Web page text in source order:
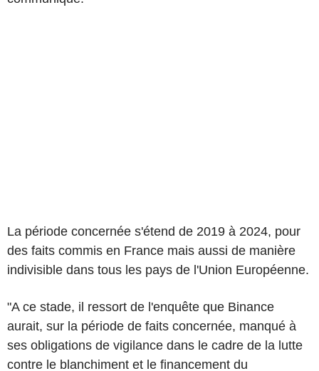
La période concernée s'étend de 2019 à 2024, pour
des faits commis en France mais aussi de manière
indivisible dans tous les pays de l'Union Européenne.
"A ce stade, il ressort de l'enquête que Binance
aurait, sur la période de faits concernée, manqué à
ses obligations de vigilance dans le cadre de la lutte
contre le blanchiment et le financement du